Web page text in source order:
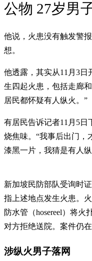
公物 27岁男
他说，火患没有触发警
想。
他透露，其实从11月3日
生四起火患，包括走廊
居民都怀疑有人纵火。”
有居民告诉记者11月5日
烧焦味。“我事后出门，
漆黑一片，我猜是有人
新加坡民防部队受询时
指上述地点发生火患。
防水管（hosereel）将
对方拒绝送院。案件仍在
涉纵火男子落网